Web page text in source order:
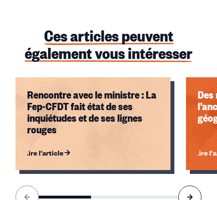
Ces articles peuvent
également vous intéresser
Rencontre avec le ministre : La
Fep-CFDT fait état de ses
inquiétudes et de ses lignes
rouges
Lire l'article Lire